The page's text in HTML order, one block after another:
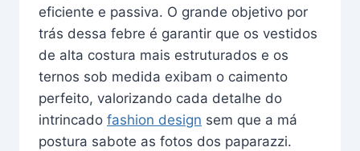
eficiente e passiva. O grande objetivo por
trás dessa febre é garantir que os vestidos
de alta costura mais estruturados e os
ternos sob medida exibam o caimento
perfeito, valorizando cada detalhe do
intrincado fashion design sem que a má
postura sabote as fotos dos paparazzi.